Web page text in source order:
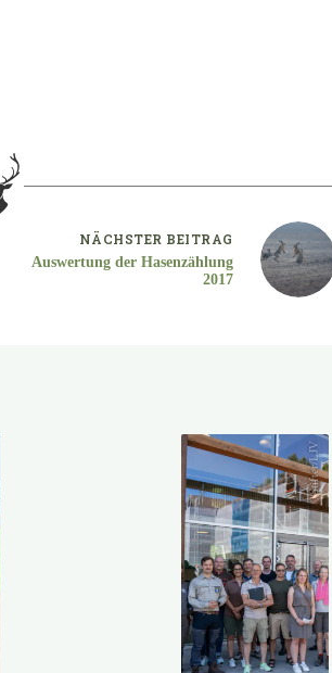
NÄCHSTER BEITRAG
Auswertung der Hasenzählung
2017
Stifter/LJV